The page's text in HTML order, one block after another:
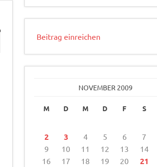
Beitrag einreichen
NOVEMBER 2009
M D M D F S
2
3 4 5 6 7
9
10 11 12 13 14
16
17 18 19 20 21